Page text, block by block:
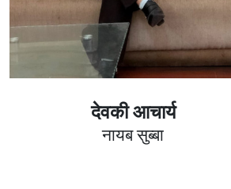
देवकी आचार्य
नायब सुब्बा